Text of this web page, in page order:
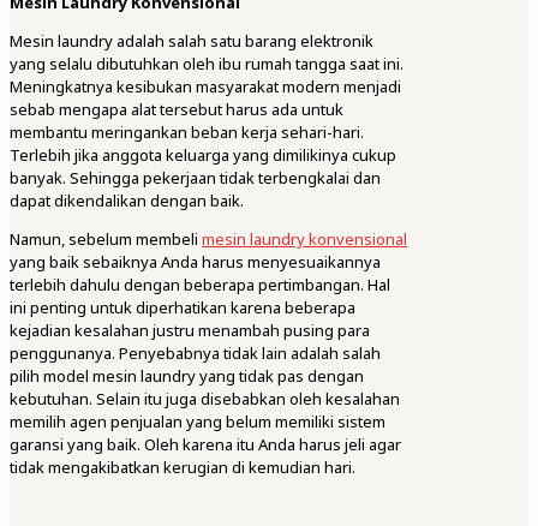
Mesin laundry adalah salah satu barang elektronik
yang selalu dibutuhkan oleh ibu rumah tangga saat ini.
Meningkatnya kesibukan masyarakat modern menjadi
sebab mengapa alat tersebut harus ada untuk
membantu meringankan beban kerja sehari-hari.
Terlebih jika anggota keluarga yang dimilikinya cukup
banyak. Sehingga pekerjaan tidak terbengkalai dan
dapat dikendalikan dengan baik.
Namun, sebelum membeli mesin laundry konvensional
yang baik sebaiknya Anda harus menyesuaikannya
terlebih dahulu dengan beberapa pertimbangan. Hal
ini penting untuk diperhatikan karena beberapa
kejadian kesalahan justru menambah pusing para
penggunanya. Penyebabnya tidak lain adalah salah
pilih model mesin laundry yang tidak pas dengan
kebutuhan. Selain itu juga disebabkan oleh kesalahan
memilih agen penjualan yang belum memiliki sistem
garansi yang baik. Oleh karena itu Anda harus jeli agar
tidak mengakibatkan kerugian di kemudian hari.